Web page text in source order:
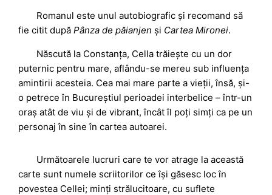
Romanul este unul autobiografic și recomand să
fie citit dupăPânza de păianjen și Cartea Mironei.
Născută la Constanța, Cella trăiește cu un dor
puternic pentru mare, aflându-se mereu sub influența
amintirii acesteia. Cea mai mare parte a vieții, însă, și-
o petrece în Bucureștiul perioadei interbelice – într-un
oraș atât de viu și de vibrant, încât îl poți simți ca pe un
personaj în sine în cartea autoarei.
Următoarele lucruri care te vor atrage la această
carte sunt numele scriitorilor ce își găsesc loc în
povestea Cellei; minți strălucitoare, cu suflete